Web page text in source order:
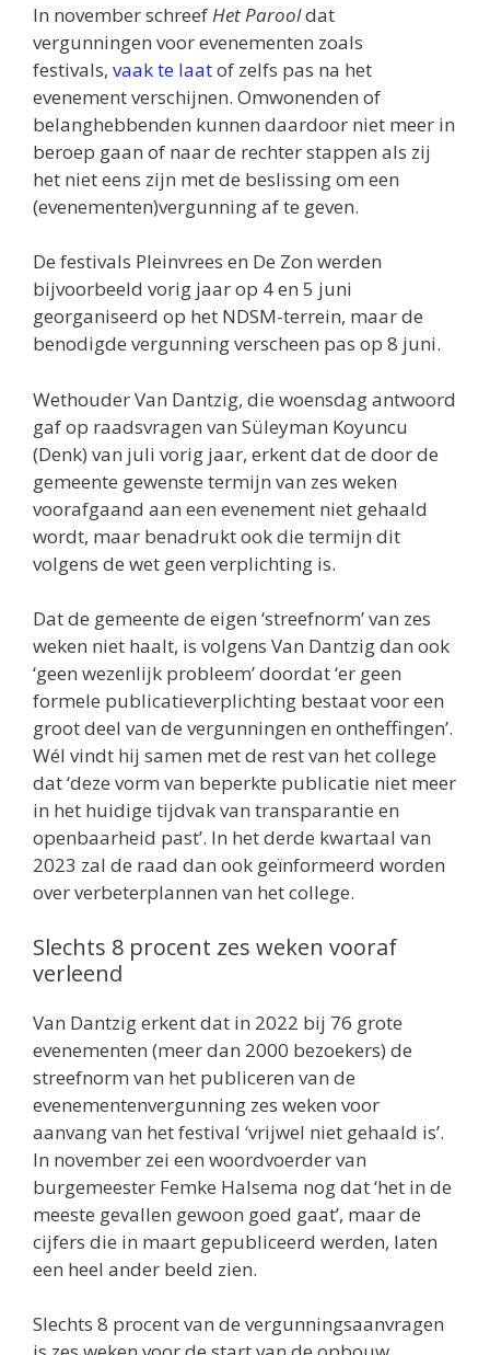
In november schreef Het Parooldat
vergunningen voor evenementen zoals
festivals, vaak te laatof zelfs pas na het
evenement verschijnen. Omwonenden of
belanghebbenden kunnen daardoor niet meer in
beroep gaan of naar de rechter stappen als zij
het niet eens zijn met de beslissing om een
(evenementen)vergunning af te geven.
De festivals Pleinvrees en De Zon werden
bijvoorbeeld vorig jaar op 4 en 5 juni
georganiseerd op het NDSM-terrein, maar de
benodigde vergunning verscheen pas op 8 juni.
Wethouder Van Dantzig, die woensdag antwoord
gaf op raadsvragen van Süleyman Koyuncu
(Denk) van juli vorig jaar, erkent dat de door de
gemeente gewenste termijn van zes weken
voorafgaand aan een evenement niet gehaald
wordt, maar benadrukt ook die termijn dit
volgens de wet geen verplichting is.
Dat de gemeente de eigen ‘streefnorm’ van zes
weken niet haalt, is volgens Van Dantzig dan ook
‘geen wezenlijk probleem’ doordat ‘er geen
formele publicatieverplichting bestaat voor een
groot deel van de vergunningen en ontheffingen’.
Wél vindt hij samen met de rest van het college
dat ‘deze vorm van beperkte publicatie niet meer
in het huidige tijdvak van transparantie en
openbaarheid past’. In het derde kwartaal van
2023 zal de raad dan ook geïnformeerd worden
over verbeterplannen van het college.
Slechts 8 procent zes weken vooraf
verleend
Van Dantzig erkent dat in 2022 bij 76 grote
evenementen (meer dan 2000 bezoekers) de
streefnorm van het publiceren van de
evenementenvergunning zes weken voor
aanvang van het festival ‘vrijwel niet gehaald is’.
In november zei een woordvoerder van
burgemeester Femke Halsema nog dat ‘het in de
meeste gevallen gewoon goed gaat’, maar de
cijfers die in maart gepubliceerd werden, laten
een heel ander beeld zien.
Slechts 8 procent van de vergunningsaanvragen